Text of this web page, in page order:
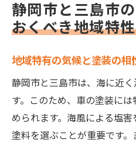
静岡市と三島市
おくべき地域特性
地域特有の気候と塗装の相
静岡市と三島市は、海に近
す。このため、車の塗装に
められます。海風による塩
塗料を選ぶことが重要です